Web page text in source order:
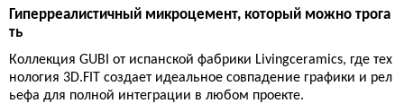
Гиперреалистичный микроцемент, который можно трога
ть
Коллекция GUBI от испанской фабрики Livingceramics, где тех
нология 3D.FIT создает идеальное совпадение графики и рел
ьефа для полной интеграции в любом проекте.